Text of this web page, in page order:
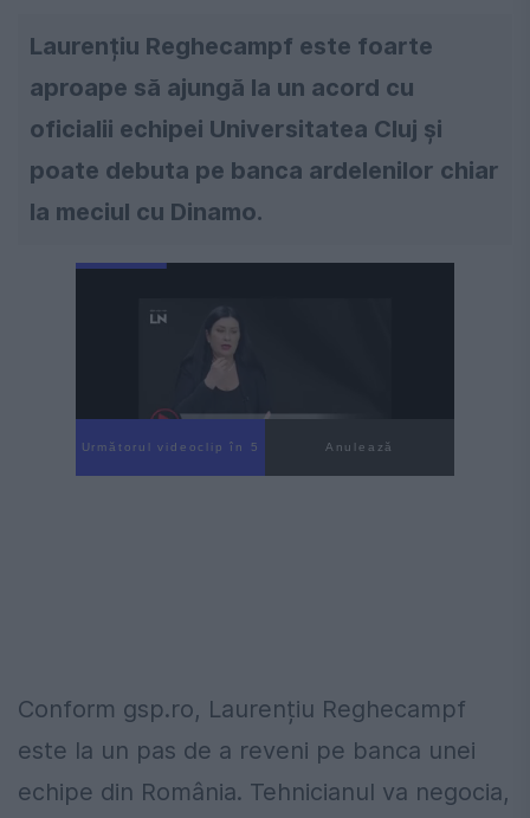
Laurențiu Reghecampf este foarte
aproape să ajungă la un acord cu
oficialii echipei Universitatea Cluj și
poate debuta pe banca ardelenilor chiar
la meciul cu Dinamo.
Următorul videoclip în 4 Anulează
Conform gsp.ro, Laurențiu Reghecampf
este la un pas de a reveni pe banca unei
echipe din România. Tehnicianul va negocia,